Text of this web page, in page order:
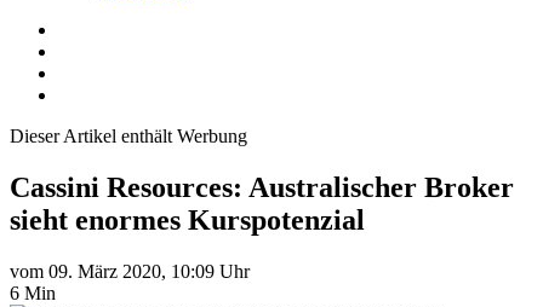
Dieser Artikel enthält Werbung
Cassini Resources: Australischer Broker
sieht enormes Kurspotenzial
vom 09. März 2020, 10:09 Uhr
6 Min